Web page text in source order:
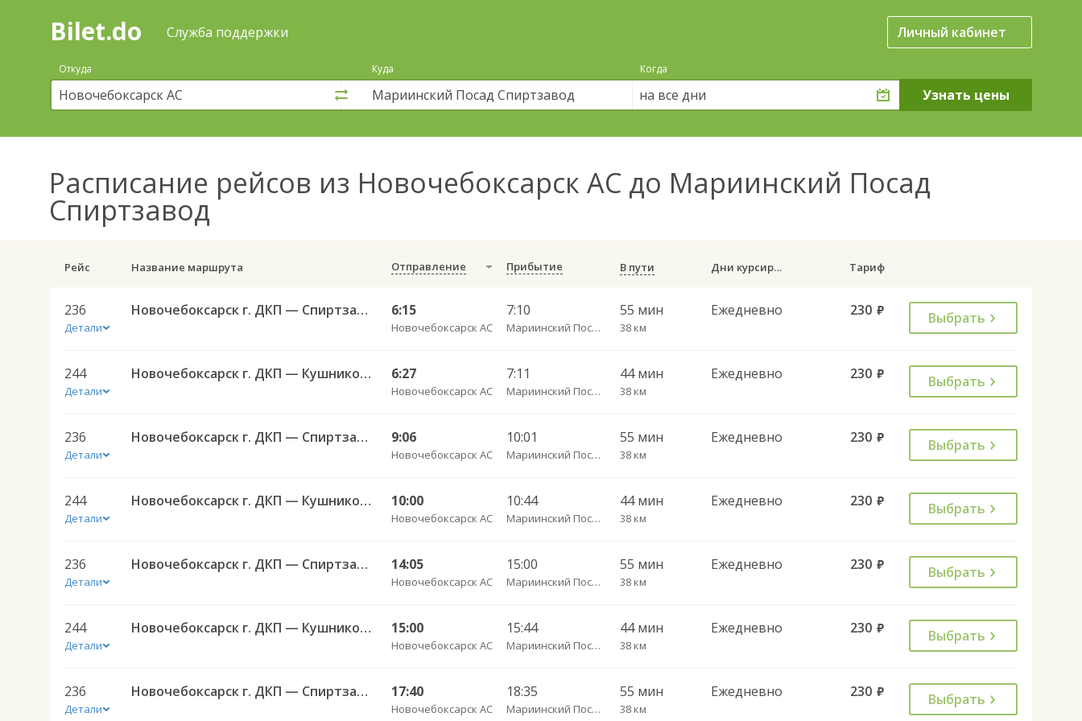
Поиск
покупка
билетов
автобус
онлайн
Bilet.do Служба поддержки Личный кабинет
Откуда Куда Когда
на все дни
Расписание рейсов из Новочебоксарск АС до Мариинский Посад
Спиртзавод
Рейс Название маршрута Отправление Прибытие В пути Дни курсирования Тариф
236
Детали
Новочебоксарск г. ДКП — Спиртзавод(Мариинский Посад) 236 6:15
Новочебоксарск АС
7:10
Мариинский Посад Спиртзавод
55 мин
38 км
Ежедневно 230 руб. Выбрать
244
Детали
Новочебоксарск г. ДКП — Кушниково с. 244 6:27
Новочебоксарск АС
7:11
Мариинский Посад Спиртзавод
44 мин
38 км
Ежедневно 230 руб. Выбрать
236
Детали
Новочебоксарск г. ДКП — Спиртзавод(Мариинский Посад) 236 9:06
Новочебоксарск АС
10:01
Мариинский Посад Спиртзавод
55 мин
38 км
Ежедневно 230 руб. Выбрать
244
Детали
Новочебоксарск г. ДКП — Кушниково с. 244 10:00
Новочебоксарск АС
10:44
Мариинский Посад Спиртзавод
44 мин
38 км
Ежедневно 230 руб. Выбрать
236
Детали
Новочебоксарск г. ДКП — Спиртзавод(Мариинский Посад) 236 14:05
Новочебоксарск АС
15:00
Мариинский Посад Спиртзавод
55 мин
38 км
Ежедневно 230 руб. Выбрать
244
Детали
Новочебоксарск г. ДКП — Кушниково с. 244 15:00
Новочебоксарск АС
15:44
Мариинский Посад Спиртзавод
44 мин
38 км
Ежедневно 230 руб. Выбрать
236
Детали
Новочебоксарск г. ДКП — Спиртзавод(Мариинский Посад) 236 17:40
Новочебоксарск АС
18:35
Мариинский Посад Спиртзавод
55 мин
38 км
Ежедневно 230 руб. Выбрать